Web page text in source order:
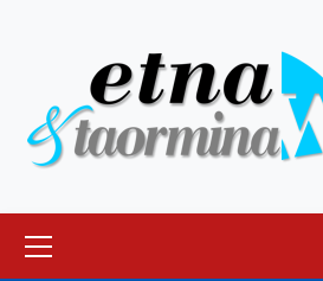
principale